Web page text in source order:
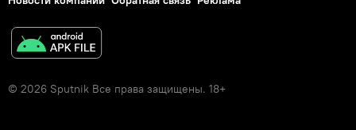
© 2026 Sputnik Все права защищены. 18+